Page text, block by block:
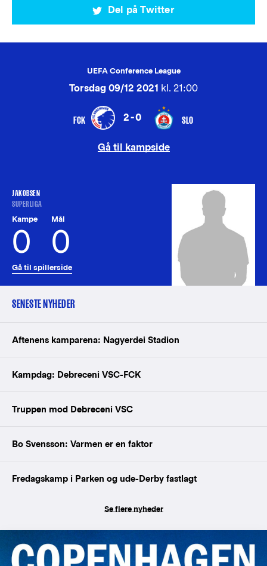
Del på Twitter
UEFA Conference League
Torsdag 09/12 2021 kl. 21:00
FCK 2-0 SLO
Gå til kampside
JAKOBSEN
SUPERLIGA
Kampe
0
Mål
0
Gå til spillerside
SENESTE NYHEDER
Aftenens kamparena: Nagyerdei Stadion
Kampdag: Debreceni VSC-FCK
Truppen mod Debreceni VSC
Bo Svensson: Varmen er en faktor
Fredagskamp i Parken og ude-Derby fastlagt
Se flere nyheder